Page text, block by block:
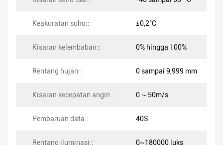
Keakuratan suhu:: ±0,2°C
Kisaran kelembaban:: 0% hingga 100%
Rentang hujan:: 0 sampai 9,999 mm
Kisaran kecepatan angin :: 0 ~ 50m/s
Pembaruan data:: 40S
Rentang iluminasi:: 0~180000 luks